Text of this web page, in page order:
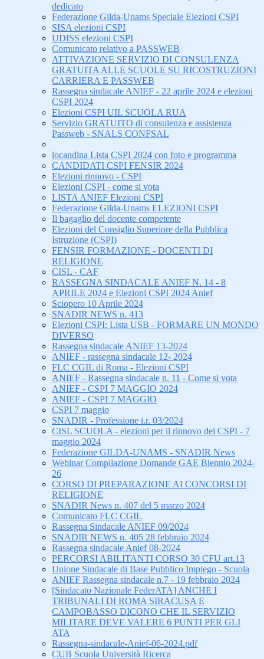
dedicato
Federazione Gilda-Unams Speciale Elezioni CSPI
SISA elezioni CSPI
UDISS elezioni CSPI
Comunicato relativo a PASSWEB
ATTIVAZIONE SERVIZIO DI CONSULENZA
GRATUITA ALLE SCUOLE SU RICOSTRUZIONI
CARRIERA E PASSWEB
Rassegna sindacale ANIEF - 22 aprile 2024 e elezioni
CSPI 2024
Elezioni CSPI UIL SCUOLA RUA
Servizio GRATUITO di consulenza e assistenza
Passweb - SNALS CONFSAL
locandina Lista CSPI 2024 con foto e programma
CANDIDATI CSPI FENSIR 2024
Elezioni rinnovo - CSPI
Elezioni CSPI - come si vota
LISTA ANIEF Elezioni CSPI
Federazione Gilda-Unams ELEZIONI CSPI
Il bagaglio del docente competente
Elezioni del Consiglio Superiore della Pubblica
Istruzione (CSPI)
FENSIR FORMAZIONE - DOCENTI DI
RELIGIONE
CISL - CAF
RASSEGNA SINDACALE ANIEF N. 14 - 8
APRILE 2024 e Elezioni CSPI 2024 Anief
Sciopero 10 Aprile 2024
SNADIR NEWS n. 413
Elezioni CSPI: Lista USB - FORMARE UN MONDO
DIVERSO
Rassegna sindacale ANIEF 13-2024
ANIEF - rassegna sindacale 12- 2024
FLC CGIL di Roma - Elezioni CSPI
ANIEF - Rassegna sindacale n. 11 - Come si vota
ANIEF - CSPI 7 MAGGIO 2024
ANIEF - CSPI 7 MAGGIO
CSPI 7 maggio
SNADIR - Professione i.r. 03/2024
CISL SCUOLA - elezioni per il rinnovo del CSPI - 7
maggio 2024
Federazione GILDA-UNAMS - SNADIR News
Webinar Compilazione Domande GAE Biennio 2024-
26
CORSO DI PREPARAZIONE AI CONCORSI DI
RELIGIONE
SNADIR News n. 407 del 5 marzo 2024
Comunicato FLC CGIL
Rassegna Sindacale ANIEF 09/2024
SNADIR NEWS n. 405 28 febbraio 2024
Rassegna sindacale Anief 08-2024
PERCORSI ABILITANTI CORSO 30 CFU art.13
Unione Sindacale di Base Pubblico Impiego - Scuola
ANIEF Rassegna sindacale n.7 - 19 febbraio 2024
[Sindacato Nazionale FederATA] ANCHE I
TRIBUNALI DI ROMA SIRACUSA E
CAMPOBASSO DICONO CHE IL SERVIZIO
MILITARE DEVE VALERE 6 PUNTI PER GLI
ATA
Rassegna-sindacale-Anief-06-2024.pdf
CUB Scuola Università Ricerca